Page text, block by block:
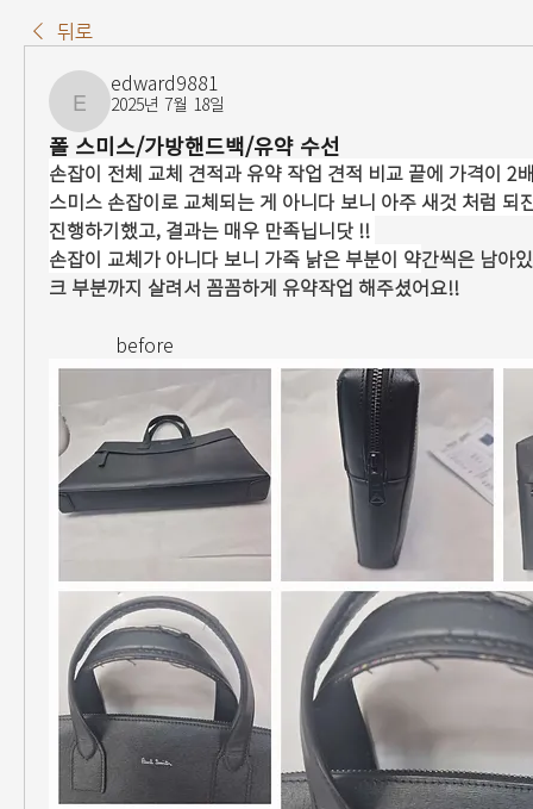
뒤로
edward9881
edward9881
2025년 7월 18일
폴 스미스/가방핸드백/유약 수선
손잡이 전체 교체 견적과 유약 작업 견적 비교 끝에 가격이 2
스미스 손잡이로 교체되는 게 아니다 보니 아주 새것 처럼 되
진행하기했고, 결과는 매우 만족닙니닷 !!
손잡이 교체가 아니다 보니 가죽 낡은 부분이 약간씩은 남아
크 부분까지 살려서 꼼꼼하게 유약작업 해주셨어요!!
              before